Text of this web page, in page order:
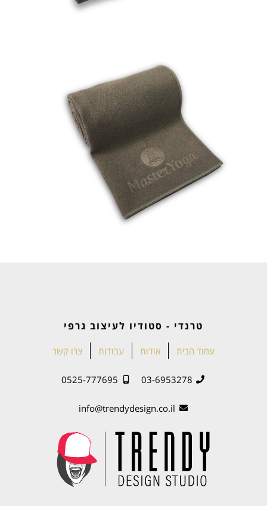
טרנדי - סטודיו לעיצוב גרפי
עמוד הבית אודות עבודות צרו קשר
03-6953278
0525-777695
info@trendydesign.co.il